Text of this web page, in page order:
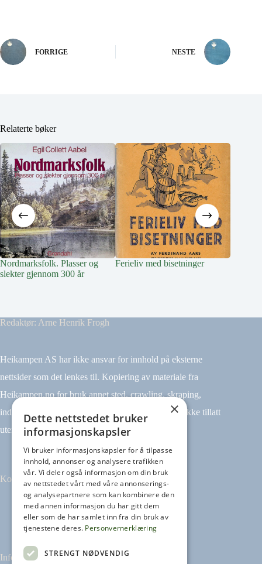
FORRIGE NESTE
Relaterte bøker
Nordmarksfolk. Plasser og
slekter gjennom 300 år
Ferieliv med bisetninger
Redaktør: Arne Henrik Frogh
Heikampen AS har ikke ansvar for innhold på eksterne
nettsider som det lenkes til. Kopiering av materiale fra
Heikampen.no for bruk annet sted, crawling, skraping,
indeksering (for eksempel tekst og datamining) er ikke tillatt
uten avtale.
Kontakt
Tilbakemeldinger
kontakt@heikampen.no
Informasjon
×
Dette nettstedet bruker
informasjonskapsler
Vi bruker informasjonskapsler for å tilpasse
innhold, annonser og analysere trafikken
vår. Vi deler også informasjon om din bruk
av nettstedet vårt med våre annonserings-
og analysepartnere som kan kombinere den
med annen informasjon du har gitt dem
eller som de har samlet inn fra din bruk av
tjenestene deres. Personvernerklæring
STRENGT NØDVENDIG